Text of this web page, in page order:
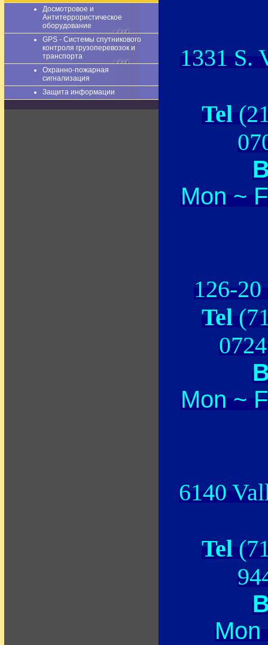
Досмотровое и
Антитеррористическое
оборудование
GPS - Системы спутникового
контроля грузоперевозок и
транспорта
Охранно-пожарная
сигнализация
Защита информации
1331 S.
Tel
Mon ~
126-
Tel
Mon ~
6140
Tel
Mon